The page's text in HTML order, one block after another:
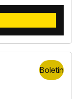
Boletín